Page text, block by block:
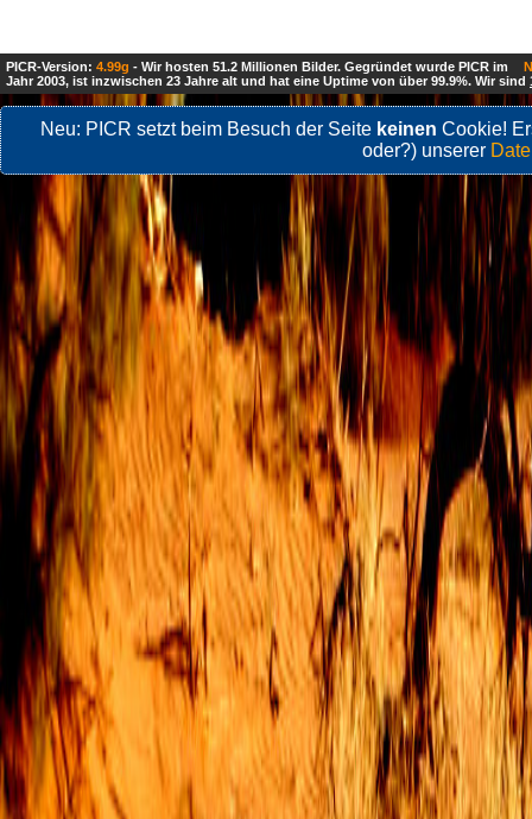
PICR-Version: 4.99g - Wir hosten 51.2 Millionen Bilder. Gegründet wurde PICR im
Jahr 2003, ist inzwischen 23 Jahre alt und hat eine Uptime von über 99.9%. Wir sind
Neu: PICR setzt beim Besuch der Seite keinen Cookie!
oder?) unserer